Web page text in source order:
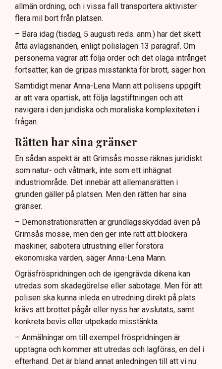
allmän ordning, och i vissa fall transportera aktivister
flera mil bort från platsen.
– Bara idag (tisdag, 5 augusti reds. anm.) har det skett
åtta avlägsnanden, enligt polislagen 13 paragraf. Om
personerna vägrar att följa order och det olaga intrånget
fortsätter, kan de gripas misstänkta för brott, säger hon.
Samtidigt menar Anna-Lena Mann att polisens uppgift
är att vara opartisk, att följa lagstiftningen och att
navigera i den juridiska och moraliska komplexiteten i
frågan.
Rätten har sina gränser
En sådan aspekt är att Grimsås mosse räknas juridiskt
som natur- och våtmark, inte som ett inhägnat
industriområde. Det innebär att allemansrätten i
grunden gäller på platsen. Men den rätten har sina
gränser.
– Demonstrationsrätten är grundlagsskyddad även på
Grimsås mosse, men den ger inte rätt att blockera
maskiner, sabotera utrustning eller förstöra
ekonomiska värden, säger Anna-Lena Mann.
Ogräsfröspridningen och de igengrävda dikena kan
utredas som skadegörelse eller sabotage. Men för att
polisen ska kunna inleda en utredning direkt på plats
krävs att brottet pågår eller nyss har avslutats, samt
konkreta bevis eller utpekade misstänkta.
– Anmälningar om till exempel fröspridningen är
upptagna och kommer att utredas och lagföras, en del i
efterhand. Det är bland annat anledningen till att vi nu